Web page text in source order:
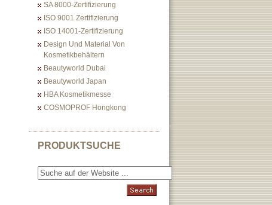
SA 8000-Zertifizierung
ISO 9001 Zertifizierung
ISO 14001-Zertifizierung
Design Und Material Von
Kosmetikbehältern
Beautyworld Dubai
Beautyworld Japan
HBA Kosmetikmesse
COSMOPROF Hongkong
PRODUKTSUCHE